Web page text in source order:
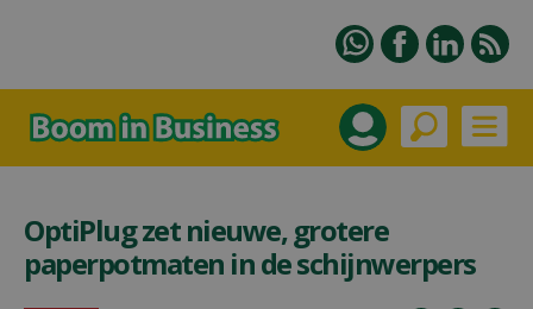
OptiPlug zet nieuwe, grotere
paperpotmaten in de schijnwerpers